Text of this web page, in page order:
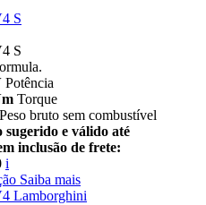
S
S
Potência
Torque
Peso bruto sem combustível
sugerido e válido até
inclusão de frete:
i
Saiba mais
Lamborghini